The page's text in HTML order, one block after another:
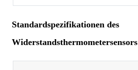
Standardspezifikationen des
Widerstandsthermometersensors